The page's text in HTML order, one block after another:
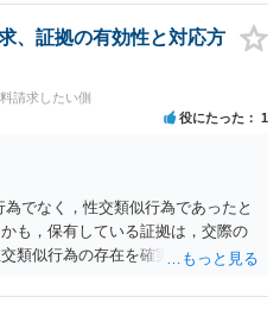
されています（弁護士会によって
、かなり限定されているので一般
社がアカウント管理をしているな
管理していない」という回答にな
開示を求めても拒否されるでしょ
、証拠の有効性と対応方
請求したい側
役にたった 1
でなく，性交類似行為であったと
も，保有している証拠は，交際の
類似行為の存在を確実に証明でき
から，慰謝料請求を進めることで